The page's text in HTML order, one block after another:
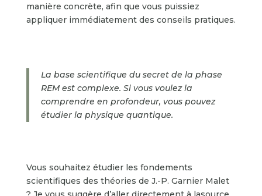
manière concrète, afin que vous puissiez
appliquer immédiatement des conseils pratiques.
La base scientifique du secret de la phase
REM est complexe. Si vous voulez la
comprendre en profondeur, vous pouvez
étudier la physique quantique.
Vous souhaitez étudier les fondements
scientifiques des théories de J.-P. Garnier Malet